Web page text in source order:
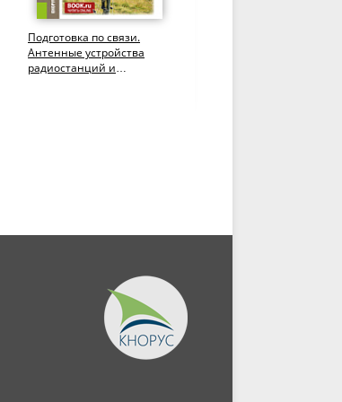
Подготовка по связи.
Антенные устройства
радиостанций и